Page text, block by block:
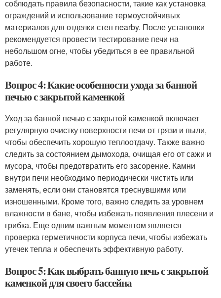
соблюдать правила безопасности, такие как установка
ограждений и использование термоустойчивых
материалов для отделки стен nearby. После установки
рекомендуется провести тестирование печи на
небольшом огне, чтобы убедиться в ее правильной
работе.
Вопрос 4: Какие особенности ухода за банной
печью с закрытой каменкой
Уход за банной печью с закрытой каменкой включает
регулярную очистку поверхности печи от грязи и пыли,
чтобы обеспечить хорошую теплоотдачу. Также важно
следить за состоянием дымохода, очищая его от сажи и
мусора, чтобы предотвратить его засорение. Камни
внутри печи необходимо периодически чистить или
заменять, если они становятся треснувшими или
изношенными. Кроме того, важно следить за уровнем
влажности в бане, чтобы избежать появления плесени и
грибка. Еще одним важным моментом является
проверка герметичности корпуса печи, чтобы избежать
утечек тепла и обеспечить эффективную работу.
Вопрос 5: Как выбрать банную печь с закрытой
каменкой для своего бассейна